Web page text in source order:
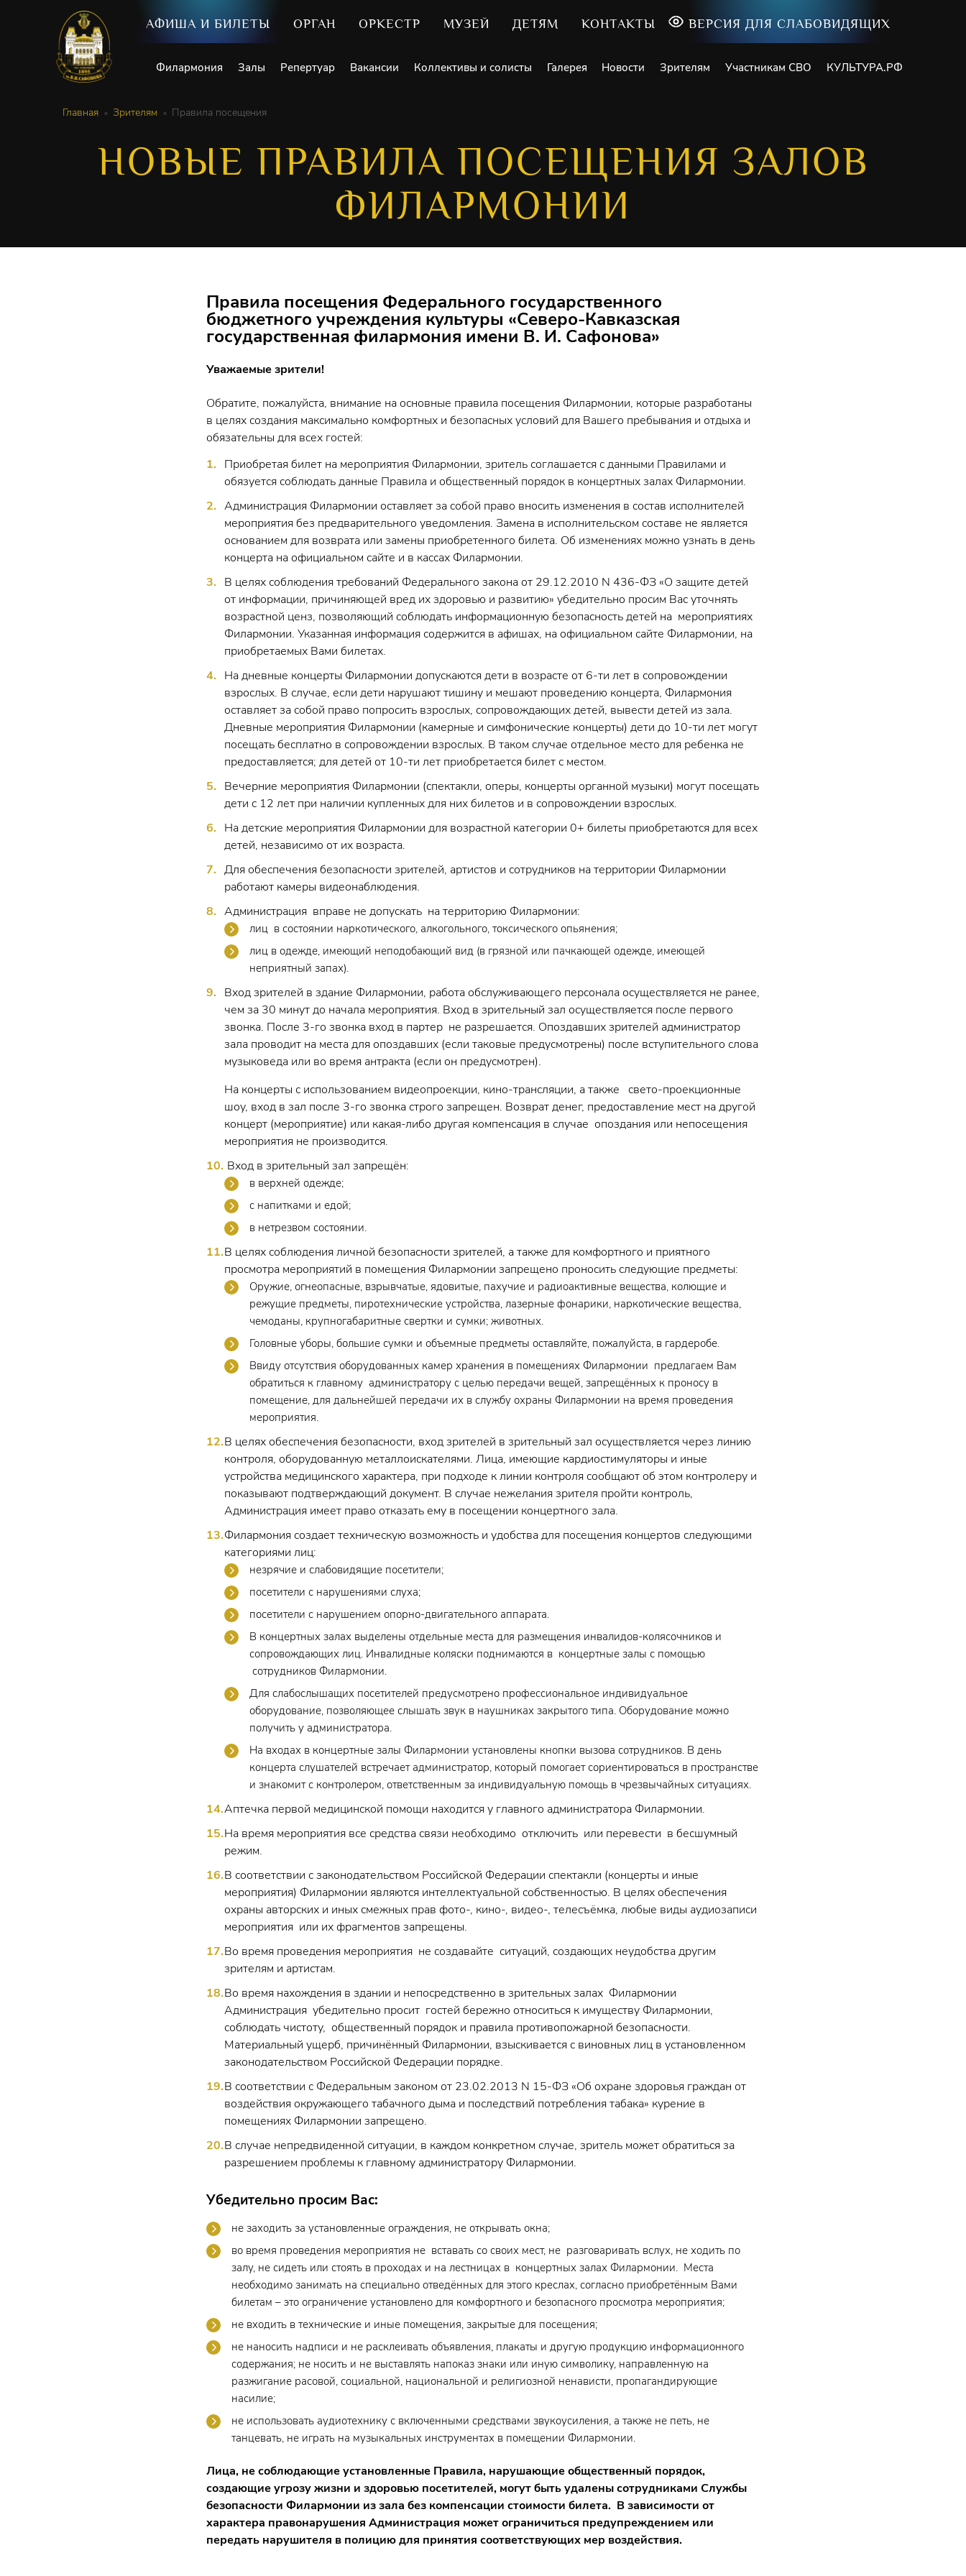
АФИША И БИЛЕТЫ ОРГАН ОРКЕСТР МУЗЕЙ ДЕТЯМ КОНТАКТЫ ВЕРСИЯ ДЛЯ СЛАБОВИДЯЩИХ
Филармония Залы Репертуар Вакансии Коллективы и солисты Галерея Новости Зрителям Участникам СВО КУЛЬТУРА.РФ
Главная Зрителям Правила посещения
НОВЫЕ ПРАВИЛА ПОСЕЩЕНИЯ ЗАЛОВ
ФИЛАРМОНИИ
Правила посещения Федерального государственного
бюджетного учреждения культуры «Северо-Кавказская
государственная филармония имени В. И. Сафонова»
Уважаемые зрители!
Обратите, пожалуйста, внимание на основные правила посещения Филармонии, которые разработаны
в целях создания максимально комфортных и безопасных условий для Вашего пребывания и отдыха и
обязательны для всех гостей:
Приобретая билет на мероприятия Филармонии, зритель соглашается с данными Правилами и
обязуется соблюдать данные Правила и общественный порядок в концертных залах Филармонии.
Администрация Филармонии оставляет за собой право вносить изменения в состав исполнителей
мероприятия без предварительного уведомления. Замена в исполнительском составе не является
основанием для возврата или замены приобретенного билета. Об изменениях можно узнать в день
концерта на официальном сайте и в кассах Филармонии.
В целях соблюдения требований Федерального закона от 29.12.2010 N 436-ФЗ «О защите детей
от информации, причиняющей вред их здоровью и развитию» убедительно просим Вас уточнять
возрастной ценз, позволяющий соблюдать информационную безопасность детей на мероприятиях
Филармонии. Указанная информация содержится в афишах, на официальном сайте Филармонии, на
приобретаемых Вами билетах.
На дневные концерты Филармонии допускаются дети в возрасте от 6-ти лет в сопровождении
взрослых. В случае, если дети нарушают тишину и мешают проведению концерта, Филармония
оставляет за собой право попросить взрослых, сопровождающих детей, вывести детей из зала.
Дневные мероприятия Филармонии (камерные и симфонические концерты) дети до 10-ти лет могут
посещать бесплатно в сопровождении взрослых. В таком случае отдельное место для ребенка не
предоставляется; для детей от 10-ти лет приобретается билет с местом.
Вечерние мероприятия Филармонии (спектакли, оперы, концерты органной музыки) могут посещать
дети с 12 лет при наличии купленных для них билетов и в сопровождении взрослых.
На детские мероприятия Филармонии для возрастной категории 0+ билеты приобретаются для всех
детей, независимо от их возраста.
Для обеспечения безопасности зрителей, артистов и сотрудников на территории Филармонии
работают камеры видеонаблюдения.
Администрация вправе не допускать на территорию Филармонии:
лиц в состоянии наркотического, алкогольного, токсического опьянения;
лиц в одежде, имеющий неподобающий вид (в грязной или пачкающей одежде, имеющей
неприятный запах).
Вход зрителей в здание Филармонии, работа обслуживающего персонала осуществляется не ранее,
чем за 30 минут до начала мероприятия. Вход в зрительный зал осуществляется после первого
звонка. После 3-го звонка вход в партер не разрешается. Опоздавших зрителей администратор
зала проводит на места для опоздавших (если таковые предусмотрены) после вступительного слова
музыковеда или во время антракта (если он предусмотрен).
На концерты с использованием видеопроекции, кино-трансляции, а также свето-проекционные
шоу, вход в зал после 3-го звонка строго запрещен. Возврат денег, предоставление мест на другой
концерт (мероприятие) или какая-либо другая компенсация в случае опоздания или непосещения
мероприятия не производится.
Вход в зрительный зал запрещён:
в верхней одежде;
с напитками и едой;
в нетрезвом состоянии.
В целях соблюдения личной безопасности зрителей, а также для комфортного и приятного
просмотра мероприятий в помещения Филармонии запрещено проносить следующие предметы:
Оружие, огнеопасные, взрывчатые, ядовитые, пахучие и радиоактивные вещества, колющие и
режущие предметы, пиротехнические устройства, лазерные фонарики, наркотические вещества,
чемоданы, крупногабаритные свертки и сумки; животных.
Головные уборы, большие сумки и объемные предметы оставляйте, пожалуйста, в гардеробе.
Ввиду отсутствия оборудованных камер хранения в помещениях Филармонии предлагаем Вам
обратиться к главному администратору с целью передачи вещей, запрещённых к проносу в
помещение, для дальнейшей передачи их в службу охраны Филармонии на время проведения
мероприятия.
В целях обеспечения безопасности, вход зрителей в зрительный зал осуществляется через линию
контроля, оборудованную металлоискателями. Лица, имеющие кардиостимуляторы и иные
устройства медицинского характера, при подходе к линии контроля сообщают об этом контролеру и
показывают подтверждающий документ. В случае нежелания зрителя пройти контроль,
Администрация имеет право отказать ему в посещении концертного зала.
Филармония создает техническую возможность и удобства для посещения концертов следующими
категориями лиц:
незрячие и слабовидящие посетители;
посетители с нарушениями слуха;
посетители с нарушением опорно-двигательного аппарата.
В концертных залах выделены отдельные места для размещения инвалидов-колясочников и
сопровождающих лиц. Инвалидные коляски поднимаются в концертные залы с помощью
сотрудников Филармонии.
Для слабослышащих посетителей предусмотрено профессиональное индивидуальное
оборудование, позволяющее слышать звук в наушниках закрытого типа. Оборудование можно
получить у администратора.
На входах в концертные залы Филармонии установлены кнопки вызова сотрудников. В день
концерта слушателей встречает администратор, который помогает сориентироваться в пространстве
и знакомит с контролером, ответственным за индивидуальную помощь в чрезвычайных ситуациях.
Аптечка первой медицинской помощи находится у главного администратора Филармонии.
На время мероприятия все средства связи необходимо отключить или перевести в бесшумный
режим.
В соответствии с законодательством Российской Федерации спектакли (концерты и иные
мероприятия) Филармонии являются интеллектуальной собственностью. В целях обеспечения
охраны авторских и иных смежных прав фото-, кино-, видео-, телесъёмка, любые виды аудиозаписи
мероприятия или их фрагментов запрещены.
Во время проведения мероприятия не создавайте ситуаций, создающих неудобства другим
зрителям и артистам.
Во время нахождения в здании и непосредственно в зрительных залах Филармонии
Администрация убедительно просит гостей бережно относиться к имуществу Филармонии,
соблюдать чистоту, общественный порядок и правила противопожарной безопасности.
Материальный ущерб, причинённый Филармонии, взыскивается с виновных лиц в установленном
законодательством Российской Федерации порядке.
В соответствии с Федеральным законом от 23.02.2013 N 15-ФЗ «Об охране здоровья граждан от
воздействия окружающего табачного дыма и последствий потребления табака» курение в
помещениях Филармонии запрещено.
В случае непредвиденной ситуации, в каждом конкретном случае, зритель может обратиться за
разрешением проблемы к главному администратору Филармонии.
Убедительно просим Вас:
не заходить за установленные ограждения, не открывать окна;
во время проведения мероприятия не вставать со своих мест, не разговаривать вслух, не ходить по
залу, не сидеть или стоять в проходах и на лестницах в концертных залах Филармонии. Места
необходимо занимать на специально отведённых для этого креслах, согласно приобретённым Вами
билетам – это ограничение установлено для комфортного и безопасного просмотра мероприятия;
не входить в технические и иные помещения, закрытые для посещения;
не наносить надписи и не расклеивать объявления, плакаты и другую продукцию информационного
содержания; не носить и не выставлять напоказ знаки или иную символику, направленную на
разжигание расовой, социальной, национальной и религиозной ненависти, пропагандирующие
насилие;
не использовать аудиотехнику с включенными средствами звукоусиления, а также не петь, не
танцевать, не играть на музыкальных инструментах в помещении Филармонии.
Лица, не соблюдающие установленные Правила, нарушающие общественный порядок,
создающие угрозу жизни и здоровью посетителей, могут быть удалены сотрудниками Службы
безопасности Филармонии из зала без компенсации стоимости билета. В зависимости от
характера правонарушения Администрация может ограничиться предупреждением или
передать нарушителя в полицию для принятия соответствующих мер воздействия.